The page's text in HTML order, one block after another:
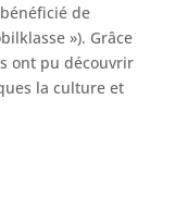
de
»). Grâce
ont pu découvrir
la culture et